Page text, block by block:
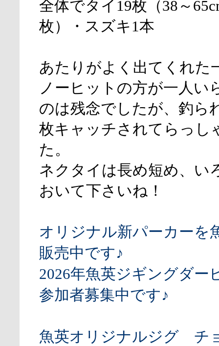
全体でタイ19枚（38～
枚）・スズキ1本
あたりがよく出てくれた
ノーヒットの方が一人い
のは残念でしたが、釣ら
枚キャッチされてらっし
た。
ネクタイは長め短め、い
おいて下さいね！
オリジナル新パーカーを
販売中です♪
2026年魚英ジギングダー
参加者募集中です♪
魚英オリジナルジグ チ